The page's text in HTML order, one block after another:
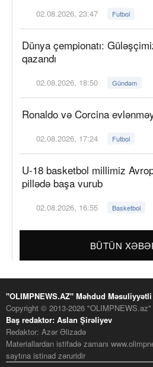
02.08.2026, 23:47 Futbol
Dünya çempionatı:
qazandı
02.08.2026, 18:50 Gündəm
Ronaldo və Corcina
02.08.2026, 17:24 Futbol
U-18 basketbol millimiz
pillədə başa vurub
02.08.2026, 16:55 Basketbol
BÜTÜN
"OLIMPNEWS.AZ" Məhdud
Copyright © 2013-2026 "OLIMPNEWS.az"
Baş redaktor: Aslan Şirəliyev
Redaktor: Azər Əlizadə
Materiallardan istifadə zamanı
saytına istinad zəruridir